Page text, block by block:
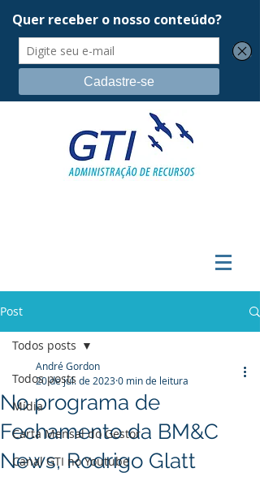
Post
Todos posts
Mídia
Carta Mensal do Gestor
Canal GTI no Youtube
Todos posts
No programa de
Fechamento da BM&C
News, Rodrigo Glatt
André Gordon
20 de jul. de 20230 min de leitura